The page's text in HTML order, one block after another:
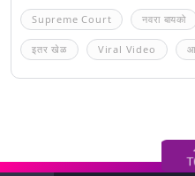
Supreme Court नवरा बायको
इतर खेळ Viral Video